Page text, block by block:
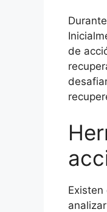
de